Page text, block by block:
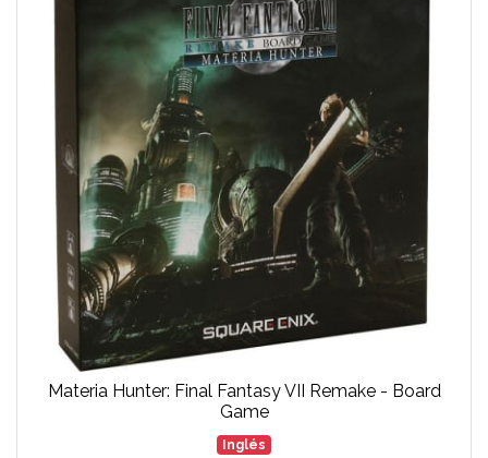
Materia Hunter: Final Fantasy VII Remake - Board
Game
Inglés